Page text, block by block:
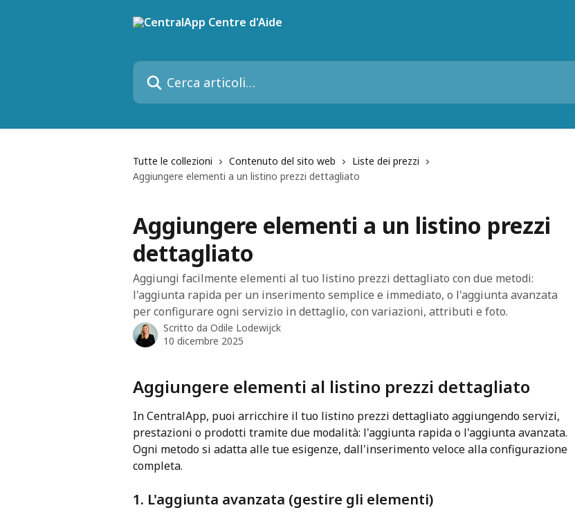
Cerca articoli…
Tutte le collezioni Contenuto del sito web
Liste dei prezzi
Aggiungere elementi a un listino prezzi dettagliato
Aggiungere elementi a un listino prezzi
dettagliato
Aggiungi facilmente elementi al tuo listino prezzi dettagliato con due metodi:
l'aggiunta rapida per un inserimento semplice e immediato, o l'aggiunta avanzata
per configurare ogni servizio in dettaglio, con variazioni, attributi e foto.
Scritto da Odile Lodewijck
10 dicembre 2025
Aggiungere elementi al listino prezzi dettagliato
In CentralApp, puoi arricchire il tuo listino prezzi dettagliato aggiungendo servizi,
prestazioni o prodotti tramite due modalità: l'aggiunta rapida o l'aggiunta avanzata.
Ogni metodo si adatta alle tue esigenze, dall'inserimento veloce alla configurazione
completa.
1. L'aggiunta avanzata (gestire gli elementi)